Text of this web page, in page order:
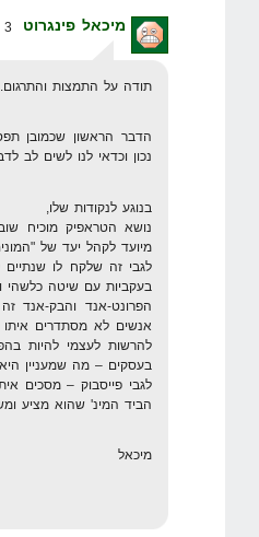
מיכאל פינגרוט
תודה על התמצות והתרגום.
הדבר הראשון שכמובן
נכון וכדאי לנו לשים לב
בנוגע לנקודות שלו,
נושא הטראפיק מוכיח
מיועד לקהל יעד של
לגבי זה שלקח לו
בעקביות עם שיטה כלשהי
הפרונט-אנד והבק-אנד
אנשים לא מסתדרים איתו
להרשות לעצמי להיות
בעסקים – מה שמעניין
לגבי פייסבוק – מסכים
הביד המינ' שהוא מציע ומשם מכווץ
מיכאל